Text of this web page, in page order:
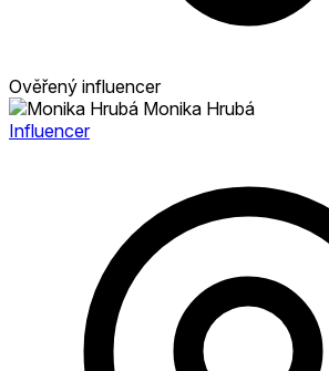
Ověřený influencer
Monika Hrubá
Influencer